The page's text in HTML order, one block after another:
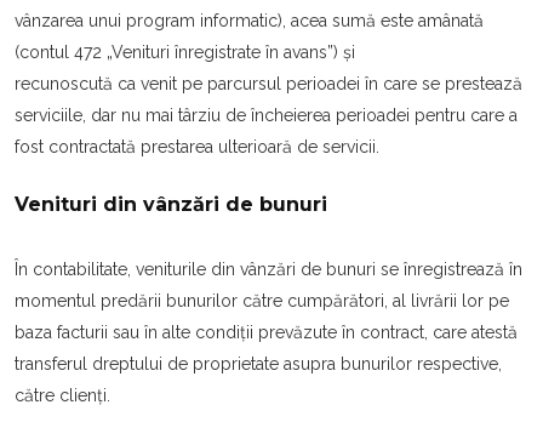
vânzarea unui program informatic), acea sumă este amânată
(contul 472 „Venituri înregistrate în avans”) şi
recunoscută ca venit pe parcursul perioadei în care se prestează
serviciile, dar nu mai târziu de încheierea perioadei pentru care a
fost contractată prestarea ulterioară de servicii.
Venituri din vânzări de bunuri
În contabilitate, veniturile din vânzări de bunuri se înregistrează în
momentul predării bunurilor către cumpărători, al livrării lor pe
baza facturii sau în alte condiții prevăzute în contract, care atestă
transferul dreptului de proprietate asupra bunurilor respective,
către clienți.